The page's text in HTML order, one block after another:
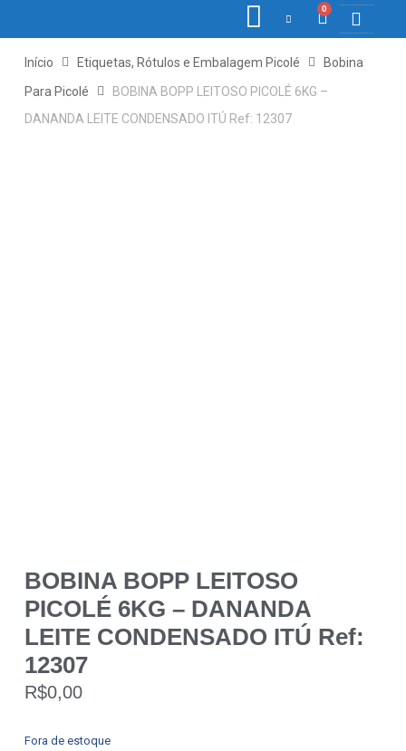
0
Início Etiquetas, Rótulos e Embalagem Picolé
Bobina
Para Picolé
BOBINA BOPP LEITOSO PICOLÉ 6KG –
DANANDA LEITE CONDENSADO ITÚ Ref: 12307
BOBINA BOPP LEITOSO
PICOLÉ 6KG – DANANDA
LEITE CONDENSADO ITÚ Ref:
12307
R$0,00
Fora de estoque